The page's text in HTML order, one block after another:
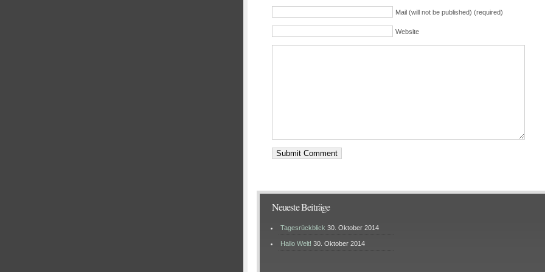
Mail (will not be published) (required)
Website
Neueste Beiträge
Tagesrückblick 30. Oktober 2014
Hallo Welt! 30. Oktober 2014